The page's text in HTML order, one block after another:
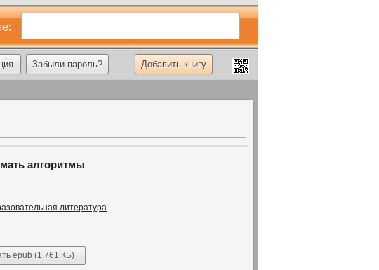
Забыли пароль? Добавить книгу
алгоритмы
литература
epub (1 761 КБ)